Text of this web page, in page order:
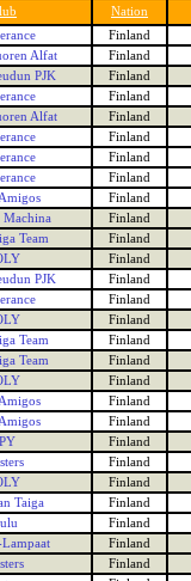
Nation
Finland
Alfat Finland
PJK Finland
Finland
Alfat Finland
Finland
Finland
Finland
Finland
Machina Finland
Team Finland
Finland
PJK Finland
Finland
Finland
Team Finland
Team Finland
Finland
Finland
Finland
Finland
Finland
Finland
Taiga Finland
Finland
Finland
Finland